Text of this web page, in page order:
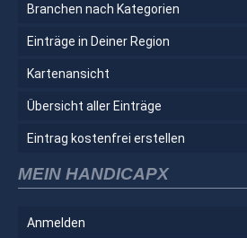
Branchen nach Kategorien
Einträge in Deiner Region
Kartenansicht
Übersicht aller Einträge
Eintrag kostenfrei erstellen
MEIN HANDICAPX
Anmelden